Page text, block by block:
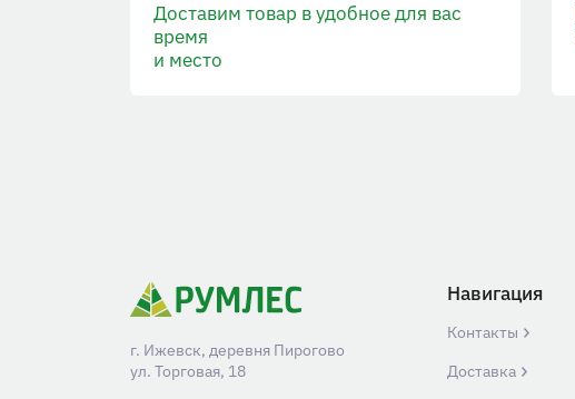
Доставим товар в удобное для вас
время
и место
г. Ижевск, деревня Пирогово
ул. Торговая, 18
Навигация
Контакты
Доставка